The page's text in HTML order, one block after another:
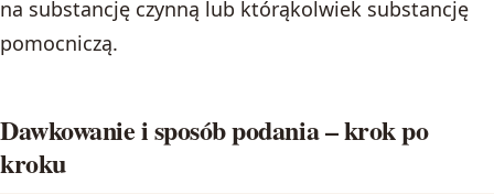
na substancję czynną lub którąkolwiek substancję
pomocniczą.
Dawkowanie i sposób podania – krok po
kroku